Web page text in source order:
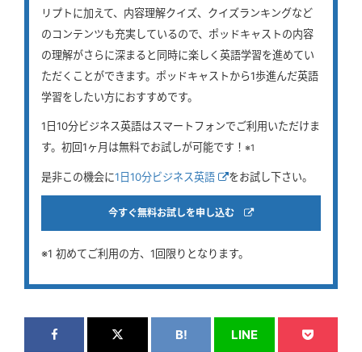
リプトに加えて、内容理解クイズ、クイズランキングなど
のコンテンツも充実しているので、ポッドキャストの内容
の理解がさらに深まると同時に楽しく英語学習を進めてい
ただくことができます。ポッドキャストから1歩進んだ英語
学習をしたい方におすすめです。
1日10分ビジネス英語はスマートフォンでご利用いただけま
す。初回1ヶ月は無料でお試しが可能です！ ※1
是非この機会に1日10分ビジネス英語 をお試し下さい。
今すぐ無料お試しを申し込む
※1 初めてご利用の方、1回限りとなります。
B! LINE